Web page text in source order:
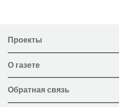
Проекты
О газете
Обратная связь